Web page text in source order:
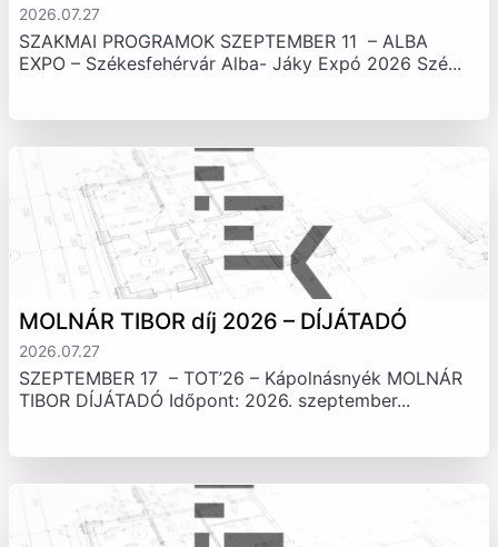
2026.07.27
SZAKMAI PROGRAMOK SZEPTEMBER 11 – ALBA
EXPO – Székesfehérvár Alba- Jáky Expó 2026 Szé...
MOLNÁR TIBOR díj 2026 – DÍJÁTADÓ
2026.07.27
SZEPTEMBER 17 – TOT’26 – Kápolnásnyék MOLNÁR
TIBOR DÍJÁTADÓ Időpont: 2026. szeptember...